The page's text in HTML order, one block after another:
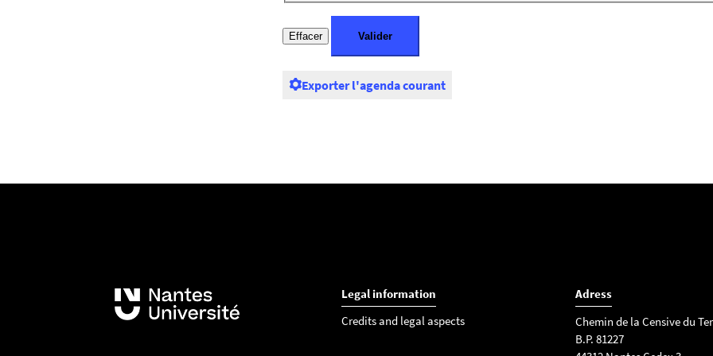
Exporter l'agenda courant
Legal information
Credits and legal aspects
Adress
Chemin de la Censive du
B.P. 81227